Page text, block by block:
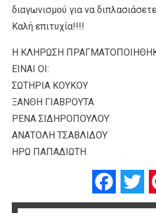
διαγωνισμού για να
Καλή επιτυχία!!!!
Η ΚΛΗΡΩΣΗ
ΕΙΝΑΙ ΟΙ:
ΣΩΤΗΡΙΑ ΚΟΥΚΟΥ
ΞΑΝΘΗ ΓΙΑΒΡΟΥΤΑ
ΡΕΝΑ ΣΙΔΗΡΟΠΟΥΛΟΥ
ΑΝΑΤΟΛΗ ΤΣΑΒΛΙΔΟΥ
ΗΡΩ ΠΑΠΑΔΙΩΤΗ
Facebook